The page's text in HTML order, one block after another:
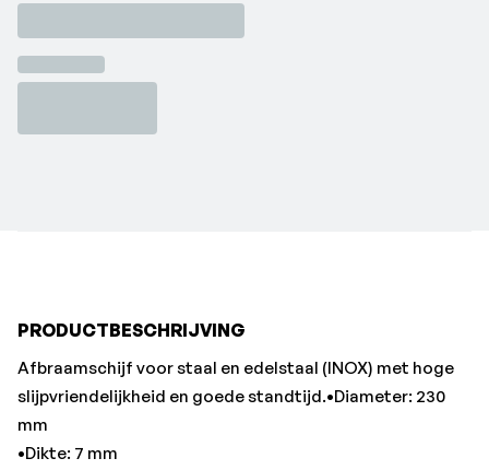
•Dikte: 7 mm
•Korrelgrofte: 24
•Merk: Pferd
PRODUCTBESCHRIJVING
Afbraamschijf voor staal en edelstaal (INOX) met hoge
slijpvriendelijkheid en goede standtijd.•Diameter: 230
mm
•Dikte: 7 mm